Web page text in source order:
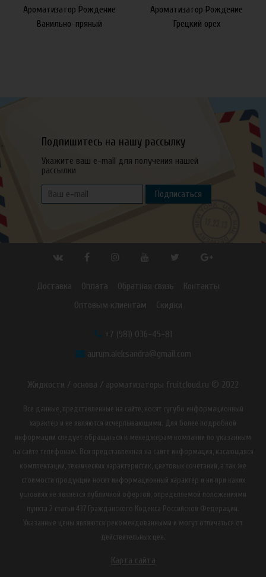
Ароматизатор Рождение
Ванильно-пряный
Ароматизатор Рождение
Грецкий орех
Подпишитесь на нашу рассылку
Укажите ваш e-mail для получения нашей
рассылки
Подписаться
Доставка Оплата Обратная связь
Контакты
Оптовым клиентам
Скидки
+7 (981) 036-45-81
aurum.aleksandra@gmail.com
Жидкости / основа / ароматизаторы fruitcloud.ru © 2022
Все данные, представленные на сайте, носят сугубо информационный
характер и не являются исчерпывающими. Для более подробной
информации следует обращаться к менеджерам компании по указанным
на сайте телефонам. Вся представленная на сайте информация, касающаяся
комплектации, технических характеристик, цветовых сочетаний, а так же
стоимости продукции носит информационный характер и ни при каких
условиях не является публичной офертой, определяемой положениями
пункта 2 статьи 437 Гражданского Кодекса Российской Федерации.
Указанные цены являются рекомендованными и могут отличаться от
действительных цен.
Карта сайта